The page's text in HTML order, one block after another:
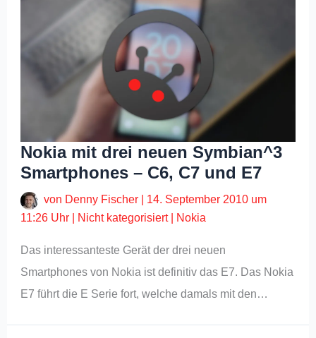
Nokia mit drei neuen Symbian^3
Smartphones – C6, C7 und E7
von Denny Fischer
14. September 2010 um
11:26 Uhr
Nicht kategorisiert| Nokia
Das interessanteste Gerät der drei neuen
Smartphones von Nokia ist definitiv das E7. Das Nokia
E7 führt die E Serie fort, welche damals mit den…